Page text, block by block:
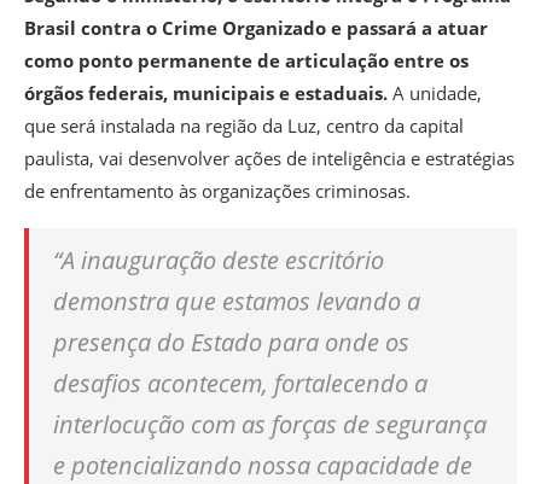
Brasil contra o Crime Organizado e passará a atuar
como ponto permanente de articulação entre os
órgãos federais, municipais e estaduais. A unidade,
que será instalada na região da Luz, centro da capital
paulista, vai desenvolver ações de inteligência e estratégias
de enfrentamento às organizações criminosas.
“A inauguração deste escritório
demonstra que estamos levando a
presença do Estado para onde os
desafios acontecem, fortalecendo a
interlocução com as forças de segurança
e potencializando nossa capacidade de